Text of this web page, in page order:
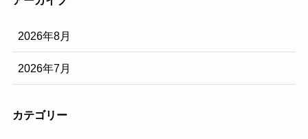
2026年8月
2026年7月
カテゴリー